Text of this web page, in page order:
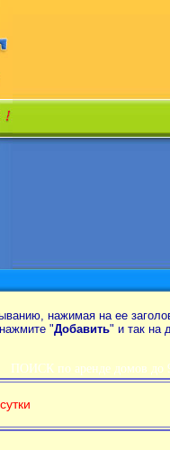
нажимая на ее
"Добавить" и так на
ПОИСК по аренде домов до